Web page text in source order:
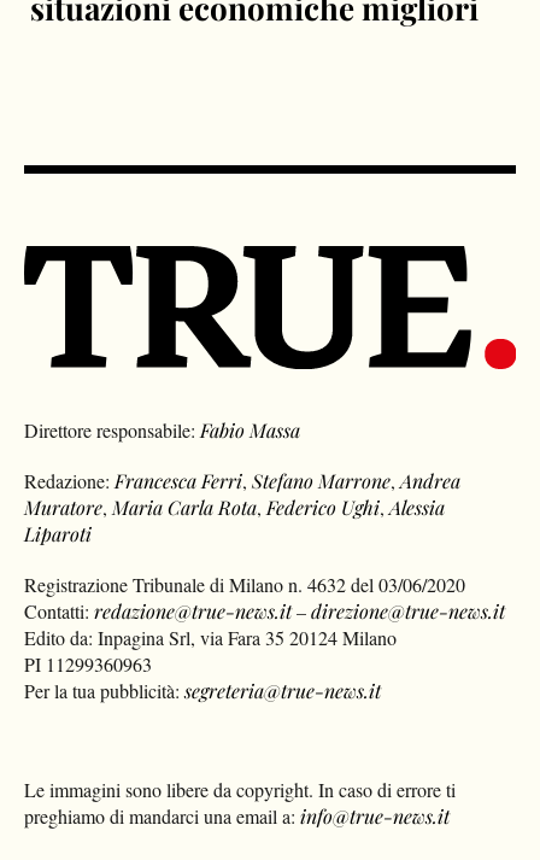
Direttore responsabile:Fabio Massa
Redazione:Francesca Ferri,Stefano Marrone,Andrea
Muratore,Maria Carla Rota,Federico Ughi,Alessia
Liparoti
Registrazione Tribunale di Milano n. 4632 del 03/06/2020
Contatti:redazione@true-news.it–direzione@true-news.it
Edito da: Inpagina Srl, via Fara 35 20124 Milano
PI 11299360963
Per la tua pubblicità:segreteria@true-news.it
Le immagini sono libere da copyright. In caso di errore ti
preghiamo di mandarci una email a: info@true-news.it